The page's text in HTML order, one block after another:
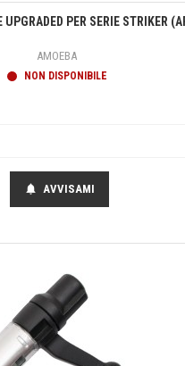
AnteprimaPER SERIE STRIKER
AMOEBA
NON DISPONIBILE
notifications AVVISAMI